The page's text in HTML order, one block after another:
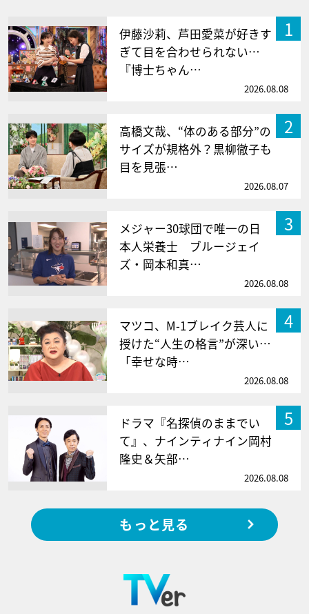
1
伊藤沙莉、芦田愛菜が好きす
ぎて目を合わせられない…
『博士ちゃん…
2026.08.08
2
高橋文哉、“体のある部分”の
サイズが規格外？黒柳徹子も
目を見張…
2026.08.07
3
メジャー30球団で唯一の日
本人栄養士 ブルージェイ
ズ・岡本和真…
2026.08.08
4
マツコ、M-1ブレイク芸人に
授けた“人生の格言”が深い…
「幸せな時…
2026.08.08
5
ドラマ『名探偵のままでい
て』、ナインティナイン岡村
隆史＆矢部…
2026.08.08
もっと見る